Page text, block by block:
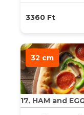
3360 Ft
32 cm
17. HAM and